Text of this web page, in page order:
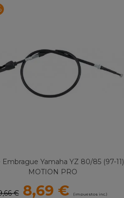
Embrague Yamaha YZ 80/85 (97-11)
MOTION PRO
€ 8,69 € (impuestos inc.)